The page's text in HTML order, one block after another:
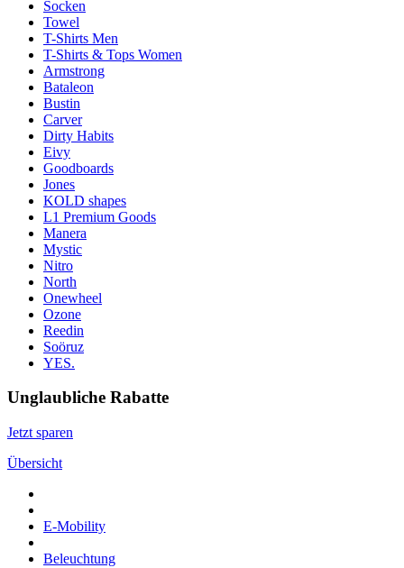
Socken
Towel
T-Shirts Men
T-Shirts & Tops Women
Armstrong
Bataleon
Bustin
Carver
Dirty Habits
Eivy
Goodboards
Jones
KOLD shapes
L1 Premium Goods
Manera
Mystic
Nitro
North
Onewheel
Ozone
Reedin
Soöruz
YES.
Unglaubliche Rabatte
Jetzt sparen
Übersicht
E-Mobility
Beleuchtung